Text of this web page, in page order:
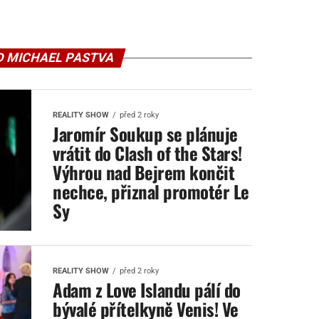
MICHAEL PASTVA
REALITY SHOW před 2 roky
Jaromír Soukup se plánuje
vrátit do Clash of the Stars!
Výhrou nad Bejrem končit
nechce, přiznal promotér Le
Sy
REALITY SHOW před 2 roky
Adam z Love Islandu pálí do
bývalé přítelkyně Venis! Ve